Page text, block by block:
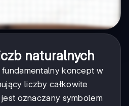
naturalnych
koncept w
liczby całkowite
oznaczany symbolem